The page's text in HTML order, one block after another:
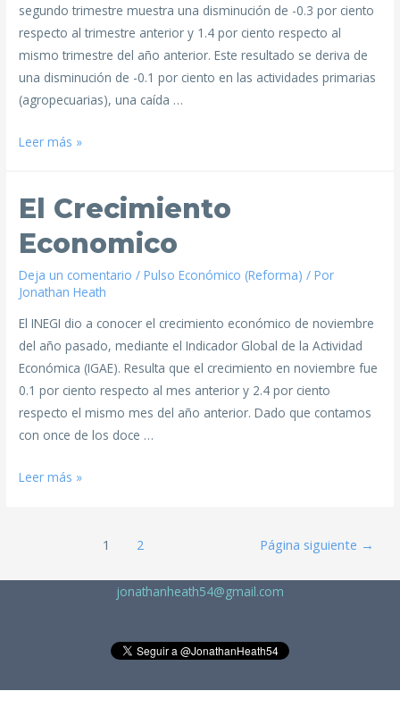
segundo trimestre muestra una disminución de -0.3 por ciento
respecto al trimestre anterior y 1.4 por ciento respecto al
mismo trimestre del año anterior. Este resultado se deriva de
una disminución de -0.1 por ciento en las actividades primarias
(agropecuarias), una caída …
Leer más »
El Crecimiento
Economico
Deja un comentario /Pulso Económico (Reforma) / Por
Jonathan Heath
El INEGI dio a conocer el crecimiento económico de noviembre
del año pasado, mediante el Indicador Global de la Actividad
Económica (IGAE). Resulta que el crecimiento en noviembre fue
0.1 por ciento respecto al mes anterior y 2.4 por ciento
respecto el mismo mes del año anterior. Dado que contamos
con once de los doce …
Leer más »
1 2 Página siguiente →
jonathanheath54@gmail.com